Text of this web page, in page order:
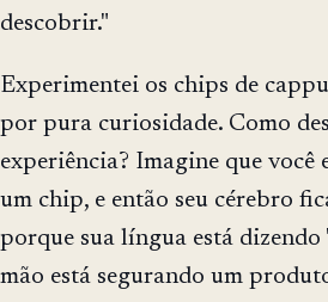
descobrir."
Experimentei os chips de
por pura curiosidade. Como
experiência? Imagine que você
um chip, e então seu cérebro
porque sua língua está dizendo
mão está segurando um